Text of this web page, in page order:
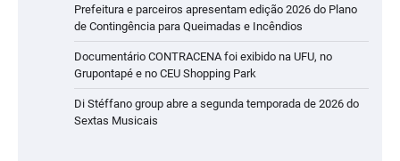
Prefeitura e parceiros apresentam edição 2026 do Plano
de Contingência para Queimadas e Incêndios
Documentário CONTRACENA foi exibido na UFU, no
Grupontapé e no CEU Shopping Park
Di Stéffano group abre a segunda temporada de 2026 do
Sextas Musicais